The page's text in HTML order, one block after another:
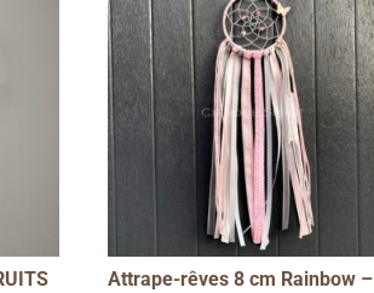
Attrape-rêves 8 cm Rainbow –